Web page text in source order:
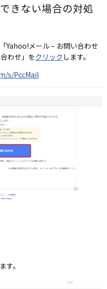
きない場合の対処
Yahoo!メール – お問い合わせ
わせ」をクリック します。
s/PccMail
す。